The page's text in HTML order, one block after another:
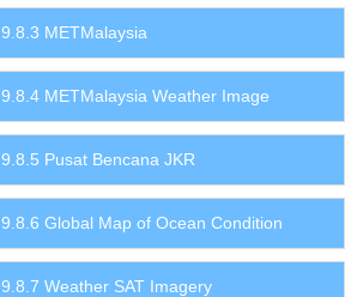
METMalaysia
METMalaysia Weather Image
Pusat Bencana JKR
Global Map of Ocean Condition
Weather SAT Imagery